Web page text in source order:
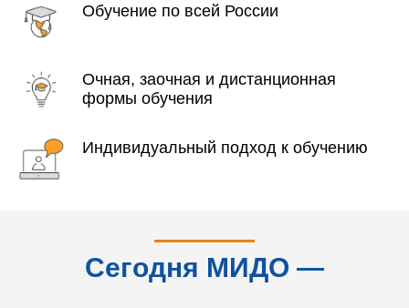
Обучение по всей России
Очная, заочная и дистанционная
формы обучения
Индивидуальный подход к обучению
Сегодня МИДО —